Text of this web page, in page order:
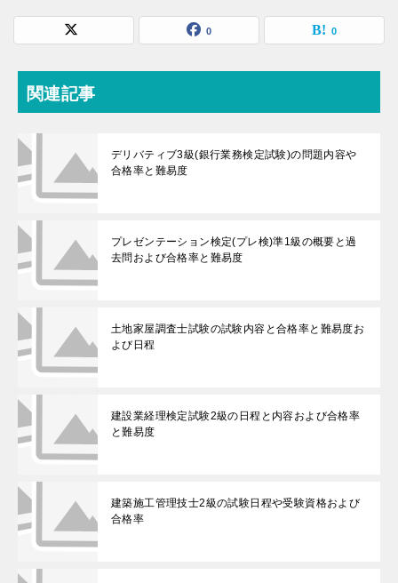
0 0
関連記事
デリバティブ3級(銀行業務検定試験)の問題内容や
合格率と難易度
プレゼンテーション検定(プレ検)準1級の概要と過
去問および合格率と難易度
土地家屋調査士試験の試験内容と合格率と難易度お
よび日程
建設業経理検定試験2級の日程と内容および合格率
と難易度
建築施工管理技士2級の試験日程や受験資格および
合格率